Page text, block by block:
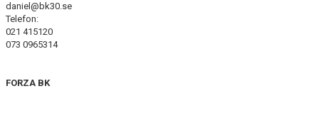
daniel@bk30.se
Telefon:
021 415120
073 0965314
FORZA BK